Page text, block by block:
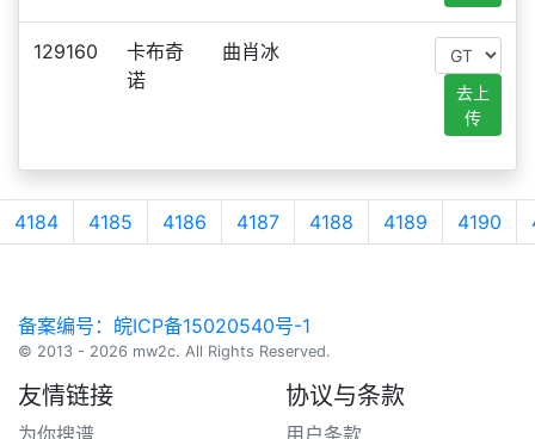
129160
卡布奇
诺
曲肖冰
去上
传
4184 4185 4186 4187 4188 4189 4190
备案编号：皖ICP备15020540号-1
© 2013 - 2026 mw2c. All Rights Reserved.
友情链接
为你搜谱
协议与条款
用户条款